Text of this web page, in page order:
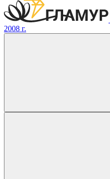
2008 г.